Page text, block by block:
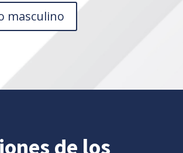
masculino
de los